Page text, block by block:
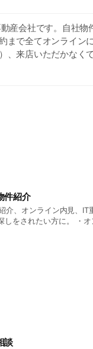
産会社です。自社物
まで全てオンライン
、来店いただかなく
件紹介
介、オンライン内見、
・オンライン内見：遠隔地からオンライン
談